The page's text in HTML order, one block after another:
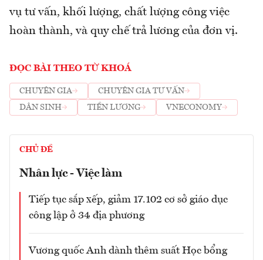
vụ tư vấn, khối lượng, chất lượng công việc
hoàn thành, và quy chế trả lương của đơn vị.
ĐỌC BÀI THEO TỪ KHOÁ
CHUYÊN GIA
CHUYÊN GIA TƯ VẤN
DÂN SINH
TIỀN LƯƠNG VNECONOMY
CHỦ ĐỀ
Nhân lực - Việc làm
Tiếp tục sắp xếp, giảm 17.102 cơ sở giáo dục
công lập ở 34 địa phương
Vương quốc Anh dành thêm suất Học bổng